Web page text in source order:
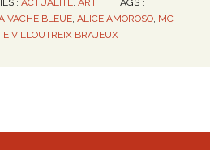
VACHE BLEUE, ALICE AMOROSO, MC
VILLOUTREIX BRAJEUX